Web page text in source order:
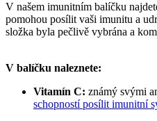
V našem imunitním balíčku
pomohou‌ posílit vaši imunitu a
složka byla pečlivě vybrána a
V balíčku naleznete:
Vitamín C: známý svými⁢
schopností posílit imunitní